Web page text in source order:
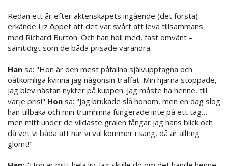
Redan ett år efter äktenskapets ingående (det första)
erkände Liz öppet att det var svårt att leva tillsammans
med Richard Burton. Och han höll med, fast omvänt –
samtidigt som de båda prisade varandra.
Han sa: "Hon är den mest påfallna självupptagna och
oåtkomliga kvinna jag någonsin träffat. Min hjärna stoppade,
jag blev nästan nykter på kuppen. Jag måste ha henne, till
varje pris!" Hon sa: "Jag brukade slå honom, men en dag slog
han tillbaka och min trumhinna fungerade inte på ett tag…
men mitt under de vildaste grälen fångar jag hans blick och
då vet vi båda att när vi väl kommer i säng, då är allting
glömt!"